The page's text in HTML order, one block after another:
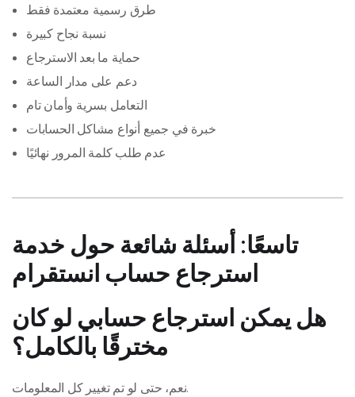
طرق رسمية معتمدة فقط
نسبة نجاح كبيرة
حماية ما بعد الاسترجاع
دعم على مدار الساعة
التعامل بسرية وأمان تام
خبرة في جميع أنواع مشاكل الحسابات
عدم طلب كلمة المرور نهائيًا
تاسعًا: أسئلة شائعة حول خدمة
استرجاع حساب انستقرام
هل يمكن استرجاع حسابي لو كان
مخترقًا بالكامل؟
نعم، حتى لو تم تغيير كل المعلومات.